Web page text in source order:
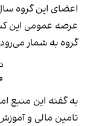
اعضای این گروه
عرصه عمومی این
گروه به شمار
به گفته این منبع
تامین مالی و